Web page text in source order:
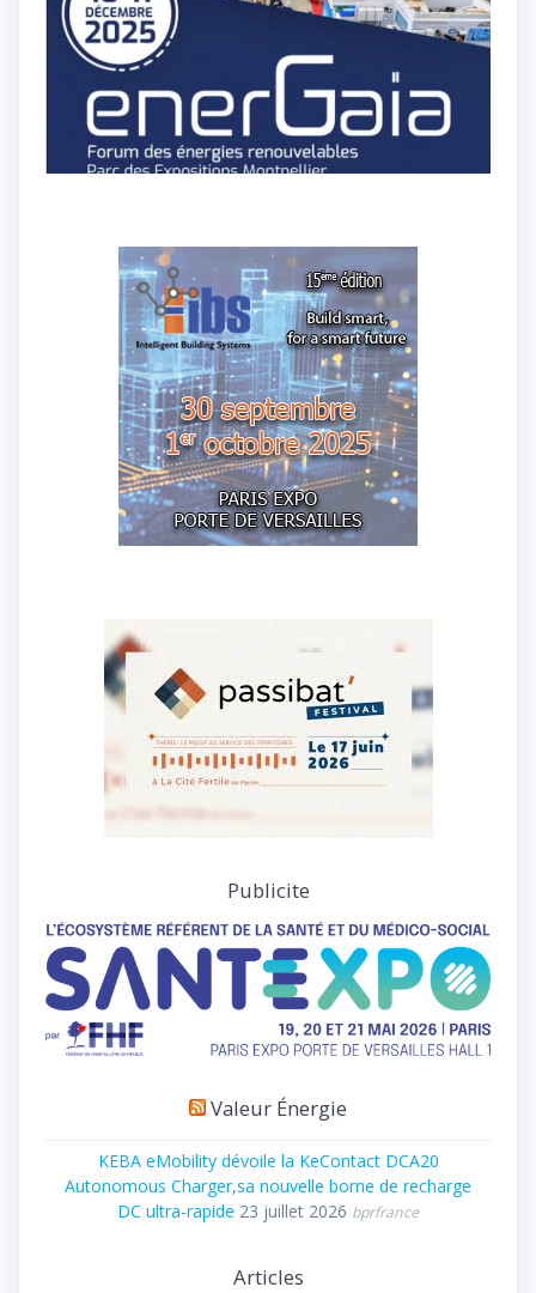
Publicite
Valeur Énergie
KEBA eMobility dévoile la KeContact DCA20
Autonomous Charger,sa nouvelle borne de recharge
DC ultra-rapide 23 juillet 2026 bprfrance
Articles